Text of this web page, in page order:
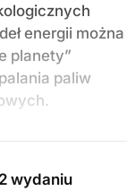
energii można
planety”
paliw
wydaniu